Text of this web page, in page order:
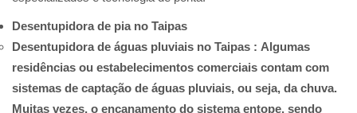
Desentupidora de pia no Taipas
Desentupidora de águas pluviais no Taipas : Algumas
residências ou estabelecimentos comerciais contam com
sistemas de captação de águas pluviais, ou seja, da chuva.
Muitas vezes, o encanamento do sistema entope, sendo